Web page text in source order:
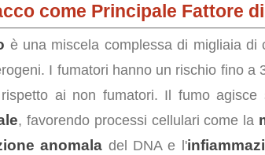
come Principale Fattore
è una miscela complessa di migliaia di
I fumatori hanno un rischio fino a
ai non fumatori. Il fumo agisce
, favorendo processi cellulari come la
anomala del DNA e l'